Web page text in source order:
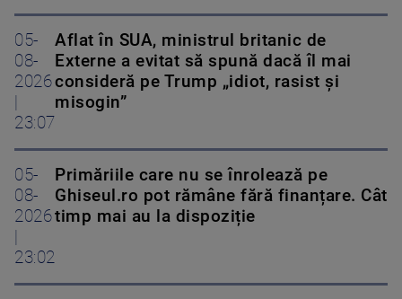
05-
08-
2026
23:07
Aflat în SUA, ministrul britanic de
Externe a evitat să spună dacă îl mai
consideră pe Trump „idiot, rasist și
misogin”
05-
08-
2026
23:02
Primăriile care nu se înrolează pe
Ghiseul.ro pot rămâne fără finanțare. Cât
timp mai au la dispoziție